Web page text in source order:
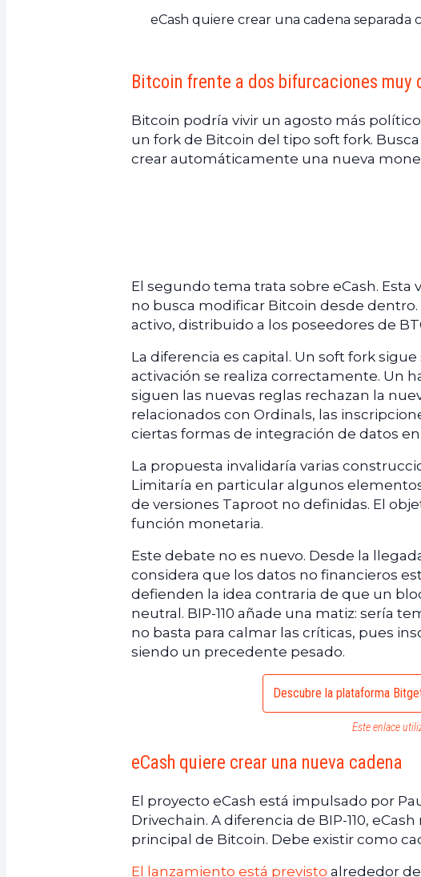
eCash quiere crear una cadena separada
Bitcoin frente a dos bifurcaciones muy
Bitcoin podría vivir un agosto más
un fork de Bitcoin del tipo soft fork.
crear automáticamente una nueva
El segundo tema trata sobre eCash.
no busca modificar Bitcoin desde
activo, distribuido a los poseedores de
La diferencia es capital. Un soft fork
activación se realiza correctamente. Un
siguen las nuevas reglas rechazan la
relacionados con Ordinals, las
ciertas formas de integración de datos
La propuesta invalidaría varias
Limitaría en particular algunos
de versiones Taproot no definidas. El
función monetaria.
Este debate no es nuevo. Desde la
considera que los datos no financieros
defienden la idea contraria de que un
neutral. BIP-110 añade una matiz: sería
no basta para calmar las críticas, pues
siendo un precedente pesado.
Descubre la plataforma
Este enlace
eCash quiere crear una nueva cadena
El proyecto eCash está impulsado por
Drivechain. A diferencia de BIP-110,
principal de Bitcoin. Debe existir como
El lanzamiento está previsto alrededor